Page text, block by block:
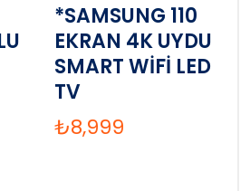
*SAMSUNG 110
EKRAN 4K UYDU
SMART WİFİ LED
TV
₺8,999